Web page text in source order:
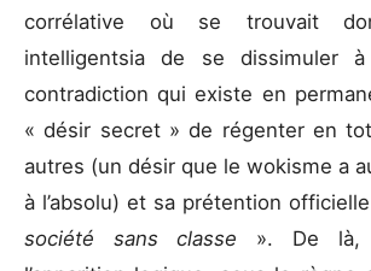
corrélative où se trouvait
intelligentsia de se dissimuler
contradiction qui existe en
« désir secret » de régenter en
autres (un désir que le wokisme a
à l’absolu) et sa prétention
société sans classe ». De là,